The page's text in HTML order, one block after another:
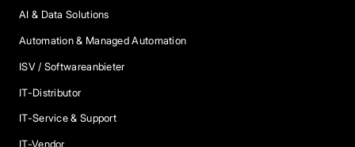
AI & Data Solutions
Automation & Managed Automation
ISV / Softwareanbieter
IT-Distributor
IT-Service & Support
IT-Vendor